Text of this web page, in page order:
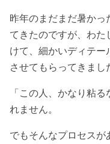
昨年のまだまだ暑か
てきたのですが、わ
けて、細かいディテ
させてもらってきまし
「この人、かなり粘
れません。
でもそんなプロセスが